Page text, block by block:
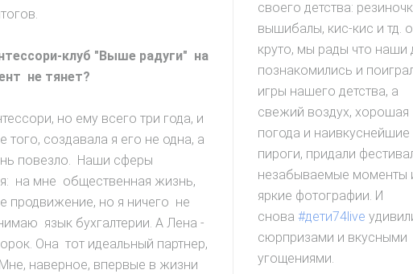
клуб "Выше радуги" на
не тянет?
но ему всего три года, и
того, создавала я его не одна, а
повезло. Наши сферы
на мне общественная жизнь,
продвижение, но я ничего не
язык бухгалтерии. А Лена -
Она тот идеальный партнер,
наверное, впервые в жизни
своего детства:
вышибалы, кис-кис и тд.
круто, мы рады что наши
познакомились и
игры нашего детства, а
свежий воздух, хорошая
погода и наивкуснейшие
пироги, придали
незабываемые моменты
яркие фотографии. И
снова #дети74live
сюрпризами и вкусными
угощениями.